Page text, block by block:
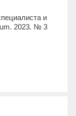
и
2023. № 3